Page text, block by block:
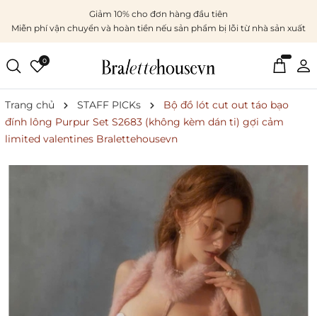
Giảm 10% cho đơn hàng đầu tiên
Miễn phí vận chuyển và hoàn tiền nếu sản phẩm bị lỗi từ nhà sản xuất
0
Trang chủ STAFF PICKs
Bộ đồ lót cut out táo bạo
đính lông Purpur Set S2683 (không kèm dán ti) gợi cảm
limited valentines Bralettehousevn